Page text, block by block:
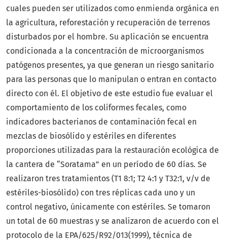
cuales pueden ser utilizados como enmienda orgánica en
la agricultura, reforestación y recuperación de terrenos
disturbados por el hombre. Su aplicación se encuentra
condicionada a la concentración de microorganismos
patógenos presentes, ya que generan un riesgo sanitario
para las personas que lo manipulan o entran en contacto
directo con él. El objetivo de este estudio fue evaluar el
comportamiento de los coliformes fecales, como
indicadores bacterianos de contaminación fecal en
mezclas de biosólido y estériles en diferentes
proporciones utilizadas para la restauración ecológica de
la cantera de “Soratama” en un período de 60 días. Se
realizaron tres tratamientos (T1 8:1; T2 4:1 y T32:1, v/v de
estériles-biosólido) con tres réplicas cada uno y un
control negativo, únicamente con estériles. Se tomaron
un total de 60 muestras y se analizaron de acuerdo con el
protocolo de la EPA/625/R92/013(1999), técnica de